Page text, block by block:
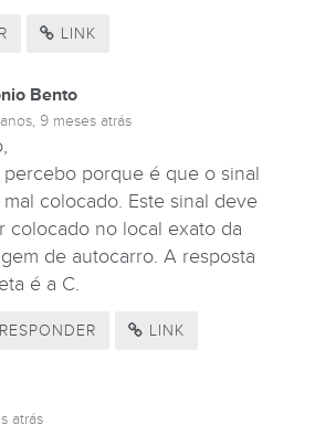
LINK
Bento
9 meses atrás
percebo porque é que o sinal
mal colocado. Este sinal deve
colocado no local exato da
de autocarro. A resposta
é a C.
RESPONDER LINK
atrás